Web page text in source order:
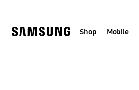
help
Shop Mobile